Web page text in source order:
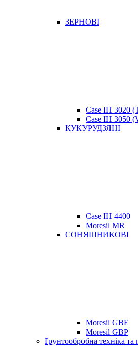
ЗЕРНОВІ
Case IH 3020
Case IH 3050
КУКУРУДЗЯНІ
Case IH 4400
Moresil MR
СОНЯШНИКОВІ
Moresil GBE
Moresil GBP
Ґрунтообробна техніка та